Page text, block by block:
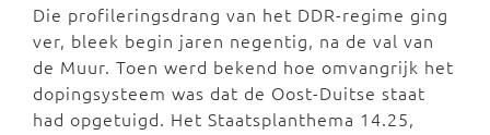
Die profileringsdrang van het DDR-regime ging
ver, bleek begin jaren negentig, na de val van
de Muur. Toen werd bekend hoe omvangrijk het
dopingsysteem was dat de Oost-Duitse staat
had opgetuigd. Het Staatsplanthema 14.25,